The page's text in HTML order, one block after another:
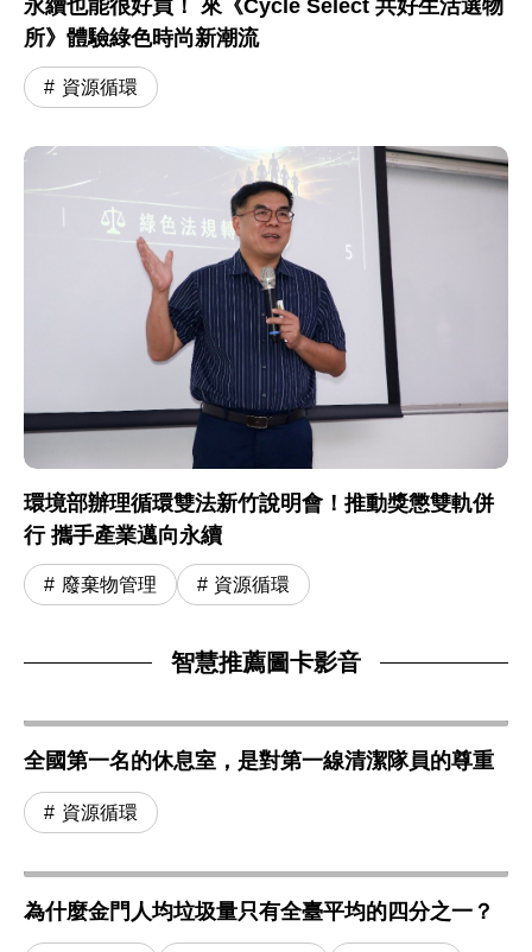
永續也能很好買！ 來《Cycle Select 共好生活選物
所》體驗綠色時尚新潮流
資源循環
環境部辦理循環雙法新竹說明會！推動獎懲雙軌併
行 攜手產業邁向永續
廢棄物管理 資源循環
智慧推薦圖卡影音
全國第一名的休息室，是對第一線清潔隊員的尊重
資源循環
為什麼金門人均垃圾量只有全臺平均的四分之一？